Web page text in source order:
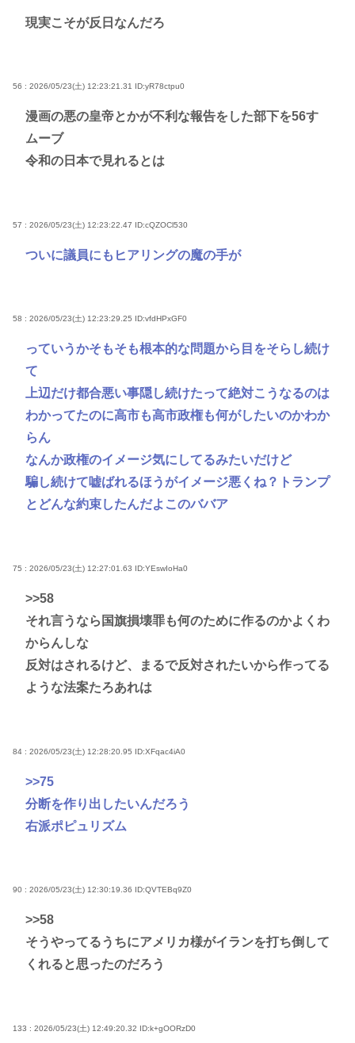
現実こそが反日なんだろ
56 : 2026/05/23(土) 12:23:21.31 ID:yR78ctpu0
漫画の悪の皇帝とかが不利な報告をした部下を56す
ムーブ
令和の日本で見れるとは
57 : 2026/05/23(土) 12:23:22.47 ID:cQZOCl530
ついに議員にもヒアリングの魔の手が
58 : 2026/05/23(土) 12:23:29.25 ID:vfdHPxGF0
っていうかそもそも根本的な問題から目をそらし続け
て
上辺だけ都合悪い事隠し続けたって絶対こうなるのは
わかってたのに高市も高市政権も何がしたいのかわか
らん
なんか政権のイメージ気にしてるみたいだけど
騙し続けて嘘ばれるほうがイメージ悪くね？トランプ
とどんな約束したんだよこのババア
75 : 2026/05/23(土) 12:27:01.63 ID:YEswIoHa0
>>58
それ言うなら国旗損壊罪も何のために作るのかよくわ
からんしな
反対はされるけど、まるで反対されたいから作ってる
ような法案たろあれは
84 : 2026/05/23(土) 12:28:20.95 ID:XFqac4iA0
>>75
分断を作り出したいんだろう
右派ポピュリズム
90 : 2026/05/23(土) 12:30:19.36 ID:QVTEBq9Z0
>>58
そうやってるうちにアメリカ様がイランを打ち倒して
くれると思ったのだろう
133 : 2026/05/23(土) 12:49:20.32 ID:k+gOORzD0